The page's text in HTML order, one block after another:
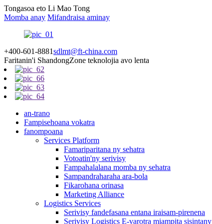
Tongasoa eto Li Mao Tong
Momba anay Mifandraisa aminay
+400-601-8881sdlmt@ft-china.com
Faritanin'i ShandongZone teknolojia avo lenta
an-trano
Fampisehoana vokatra
fanompoana
Services Platform
Famariparitana ny sehatra
Votoatin'ny serivisy
Fampahalalana momba ny sehatra
Sampandraharaha ara-bola
Fikarohana orinasa
Marketing Alliance
Logistics Services
Serivisy fandefasana entana iraisam-pirenena
Serivisy Logistics E-varotra miampita sisintany